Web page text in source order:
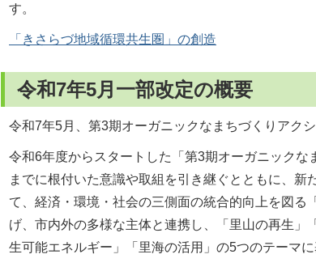
す。
「きさらづ地域循環共生圏」の創造
令和7年5月一部改定の概要
令和7年5月、第3期オーガニックなまちづくりアク
令和6年度からスタートした「第3期オーガニック
までに根付いた意識や取組を引き継ぐとともに、新
て、経済・環境・社会の三側面の統合的向上を図る
げ、市内外の多様な主体と連携し、「里山の再生」
生可能エネルギー」「里海の活用」の5つのテーマ